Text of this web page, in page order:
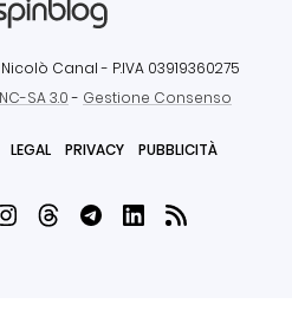
Canal - P.IVA 03919360275
SA 3.0- Gestione Consenso
LEGAL PRIVACY PUBBLICITÀ